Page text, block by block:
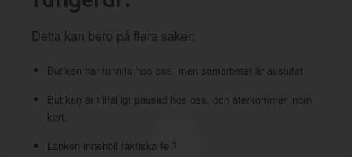
Detta kan bero på flera saker:
Butiken har funnits hos oss, men samarbetet är avslutat
Butiken är tillfälligt pausad hos oss, och återkommer inom
kort.
Länken innehöll faktiska fel?